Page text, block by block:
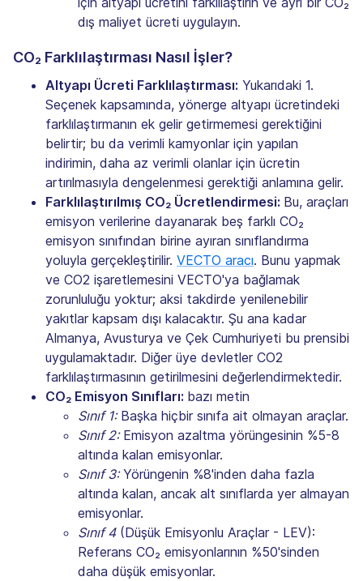
dış maliyet ücreti uygulayın.
CO₂ Farklılaştırması Nasıl İşler?
Altyapı Ücreti Farklılaştırması: Yukarıdaki 1.
Seçenek kapsamında, yönerge altyapı ücretindeki
farklılaştırmanın ek gelir getirmemesi gerektiğini
belirtir; bu da verimli kamyonlar için yapılan
indirimin, daha az verimli olanlar için ücretin
artırılmasıyla dengelenmesi gerektiği anlamına gelir.
Farklılaştırılmış CO₂ Ücretlendirmesi: Bu, araçları
emisyon verilerine dayanarak beş farklı CO₂
emisyon sınıfından birine ayıran sınıflandırma
yoluyla gerçekleştirilir. VECTO aracı. Bunu yapmak
ve CO2 işaretlemesini VECTO'ya bağlamak
zorunluluğu yoktur; aksi takdirde yenilenebilir
yakıtlar kapsam dışı kalacaktır. Şu ana kadar
Almanya, Avusturya ve Çek Cumhuriyeti bu prensibi
uygulamaktadır. Diğer üye devletler CO2
farklılaştırmasının getirilmesini değerlendirmektedir.
CO₂ Emisyon Sınıfları: bazı metin
Sınıf 1:Başka hiçbir sınıfa ait olmayan araçlar.
Sınıf 2:Emisyon azaltma yörüngesinin %5-8
altında kalan emisyonlar.
Sınıf 3:Yörüngenin %8'inden daha fazla
altında kalan, ancak alt sınıflarda yer almayan
emisyonlar.
Sınıf 4(Düşük Emisyonlu Araçlar - LEV):
Referans CO₂ emisyonlarının %50'sinden
daha düşük emisyonlar.